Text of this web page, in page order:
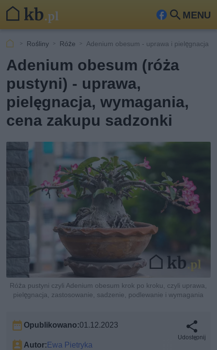
MENU
Fa
ook
Szu
kaj
Rośliny Róże Adenium obesum - uprawa i pielęgnacja
Adenium obesum (róża
pustyni) - uprawa,
pielęgnacja, wymagania,
cena zakupu sadzonki
Róża pustyni czyli Adenium obesum krok po kroku, czyli uprawa,
pielęgnacja, zastosowanie, sadzenie, podlewanie i wymagania
Opublikowano:01.12.2023
Autor:Ewa Pietryka
Udostępnij